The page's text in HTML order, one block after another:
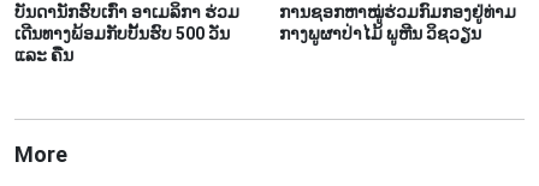
ບັນດານັກຮົບເກົ່າ ອາເມລິກາ ຮ່ວມ
ເດີນທາງພ້ອມກັບບັ້ນຮົບ 500 ວັນ
ແລະ ຄືນ
ການຊອກ​ຫາ​ໝູ່​ຮ່ວມ​ກົມ​ກອງ​ຢູ່​ທ່າມ​
ກາງ​ພູ​ຜາ​ປ່າ​ໄມ້ ພູ​ຫີນ ວິ​ຊວຽນ
More